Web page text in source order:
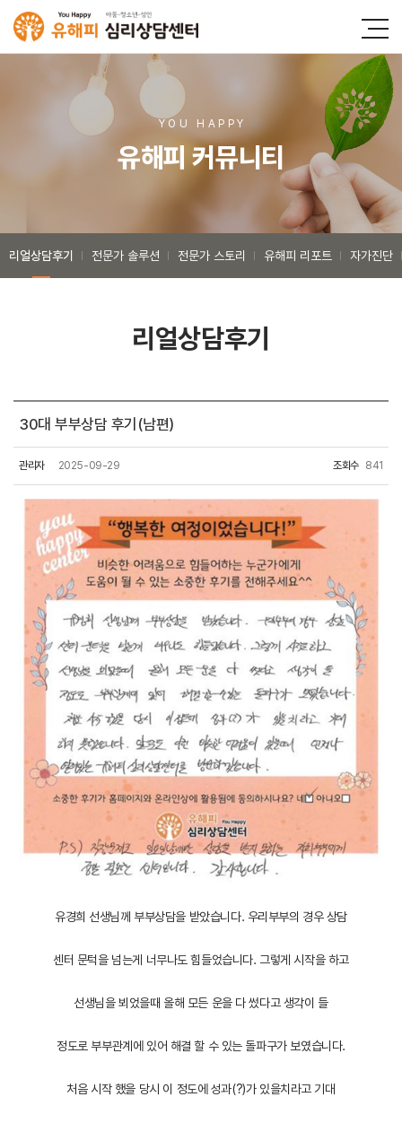
YOU HAPPY
유해피 커뮤니티
리얼상담후기 전문가 솔루션 전문가 스토리 유해피 리포트 자가진단
리얼상담후기
30대 부부상담 후기(남편)
관리자 2025-09-29 조회수 841
유경희 선생님께 부부상담을 받았습니다. 우리부부의 경우 상담
센터 문턱을 넘는게 너무나도 힘들었습니다. 그렇게 시작을 하고
선생님을 뵈었을때 올해 모든 운을 다 썼다고 생각이 들
정도로 부부관계에 있어 해결 할 수 있는 돌파구가 보였습니다.
처음 시작 했을 당시 이 정도에 성과(?)가 있을치라고 기대